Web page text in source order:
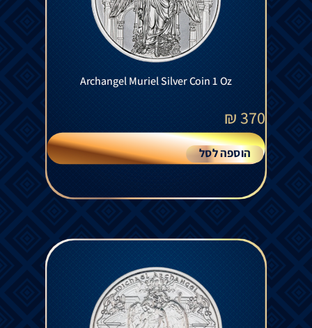
Archangel Muriel Silver Coin 1 Oz
370
₪
הוספה לסל